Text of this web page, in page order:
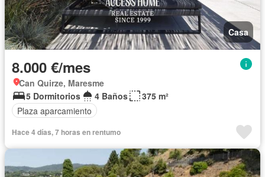
Casa
8.000 €/mes
Can Quirze, Maresme
5 Dormitorios
4 Baños
375 m²
Plaza aparcamiento
Hace 4 días, 7 horas en rentumo